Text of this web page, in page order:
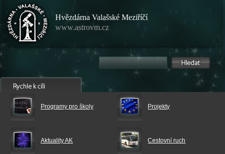
Hvězdárna Valašské Meziříčí
www.astrovm.cz
Programy pro školy Projekty
Aktuality AK Cestovní ruch